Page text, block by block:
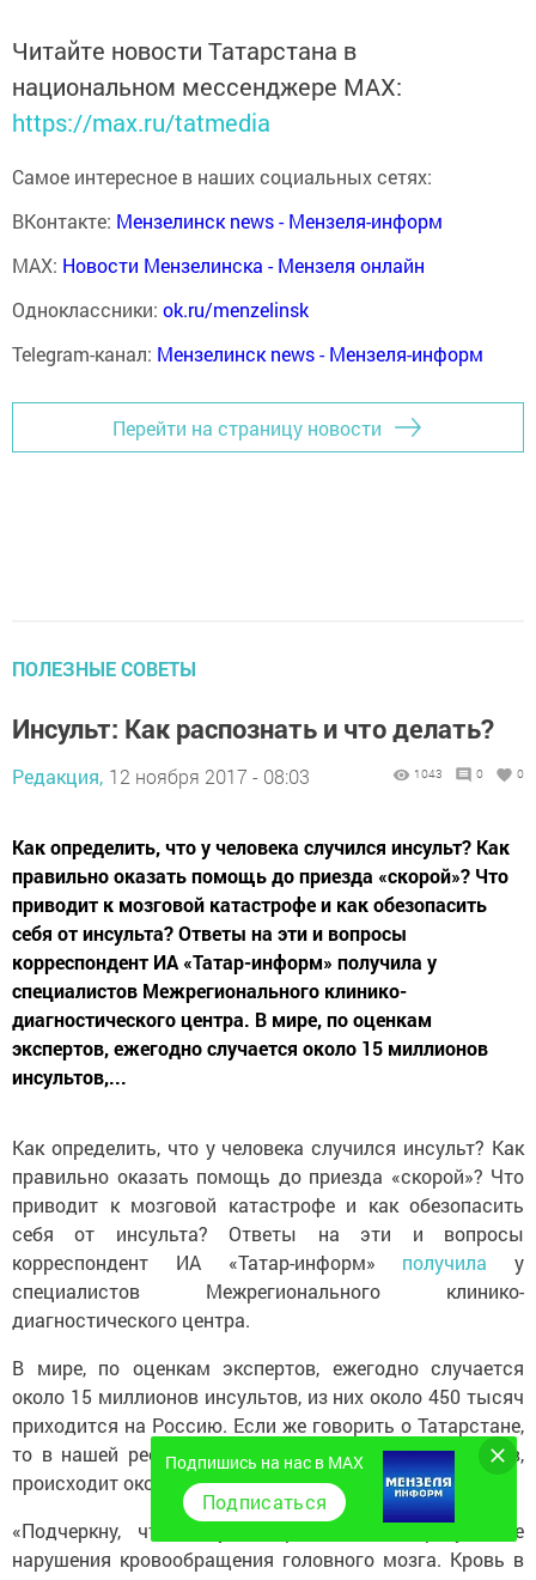
Читайте новости Татарстана в
национальном мессенджере MАХ:
https://max.ru/tatmedia
Самое интересное в наших социальных сетях:
ВКонтакте: Мензелинск news - Мензеля-информ
MAX: Новости Мензелинска - Мензеля онлайн
Одноклассники: ok.ru/menzelinsk
Telegram-канал: Мензелинск news - Мензеля-информ
Перейти на страницу новости
ПОЛЕЗНЫЕ СОВЕТЫ
Инсульт: Как распознать и что делать?
Редакция, 12 ноября 2017 - 08:03 1043 0 0
Как определить, что у человека случился инсульт? Как
правильно оказать помощь до приезда «скорой»? Что
приводит к мозговой катастрофе и как обезопасить
себя от инсульта? Ответы на эти и вопросы
корреспондент ИА «Татар-информ» получила у
специалистов Межрегионального клинико-
диагностического центра. В мире, по оценкам
экспертов, ежегодно случается около 15 миллионов
инсультов,...
Как определить, что у человека случился инсульт? Как
правильно оказать помощь до приезда «скорой»? Что
приводит к мозговой катастрофе и как обезопасить
себя от инсульта? Ответы на эти и вопросы
корреспондент ИА «Татар-информ» получила у
специалистов Межрегионального клинико-
диагностического центра.
В мире, по оценкам экспертов, ежегодно случается
около 15 миллионов инсультов, из них около 450 тысяч
приходится на Россию. Если же говорить о Татарстане,
то в нашей республике в год, по подсчетам медиков,
происходит около 16 тысяч инсультов.
«Подчеркну, что инсульт происходит в результате
нарушения кровообращения головного мозга. Кровь в
Подпишись на нас в MAX
Подписаться